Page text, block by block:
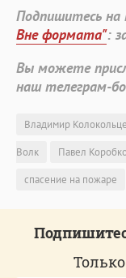
Подпишитесь на
Вне формата":
Вы можете
наш телеграм-
Владимир
Волк
Павел
спасение на пожаре